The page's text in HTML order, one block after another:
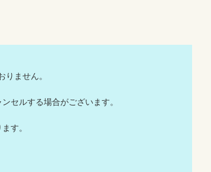
ません。
セルする場合がございます。
す。